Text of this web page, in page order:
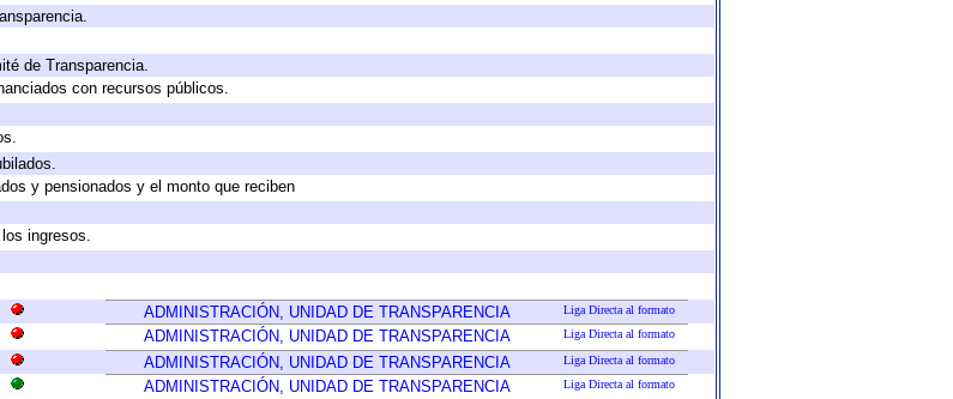
de Transparencia.
con recursos públicos.
y pensionados y el monto que reciben
ingresos.
ADMINISTRACIÓN, UNIDAD DE TRANSPARENCIA Liga Directa al formato
ADMINISTRACIÓN, UNIDAD DE TRANSPARENCIA Liga Directa al formato
ADMINISTRACIÓN, UNIDAD DE TRANSPARENCIA Liga Directa al formato
ADMINISTRACIÓN, UNIDAD DE TRANSPARENCIA Liga Directa al formato